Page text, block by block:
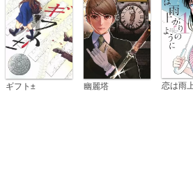
ギフト± 幽麗塔